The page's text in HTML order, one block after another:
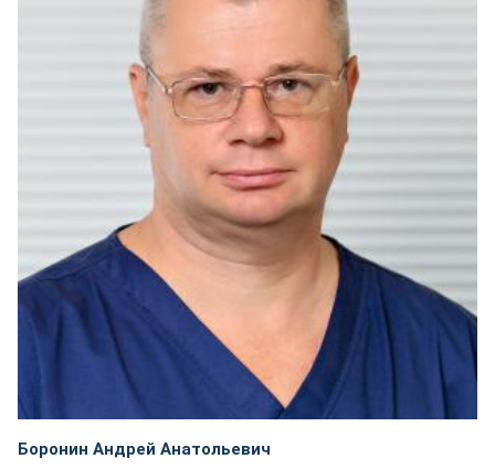
Боронин Андрей Анатольевич